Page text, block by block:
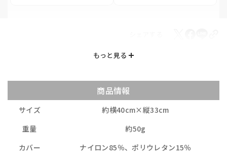
商品情報
サイズ
約横40cm×縦33cm
重量
約50g
カバー
ナイロン85％、ポリウレタン15％